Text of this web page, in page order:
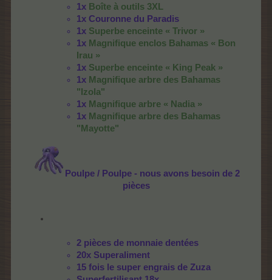
1x Boîte à outils 3XL
1x Couronne du Paradis
1x Superbe enceinte « Trivor »
1x Magnifique enclos Bahamas « Bon
Irau »
1x Superbe enceinte « King Peak »
1x Magnifique arbre des Bahamas
"Izola"
1x Magnifique arbre « Nadia »
1x Magnifique arbre des Bahamas
"Mayotte"
Poulpe / Poulpe - nous avons besoin de 2
pièces
2 pièces de monnaie dentées
20x Superaliment
15 fois le super engrais de Zuza